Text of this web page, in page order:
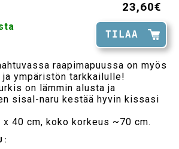
23,60€
TILAA
raapimapuussa on myös
ympäristön tarkkailulle!
on lämmin alusta ja
sisal-naru kestää hyvin kissasi
x 40 cm, koko korkeus ~70 cm.